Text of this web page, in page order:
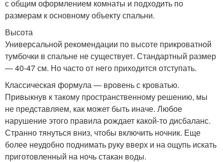
с общим оформлением комнаты и подходить по
размерам к основному объекту спальни.
Высота
Универсальной рекомендации по высоте прикроватной
тумбочки в спальне не существует. Стандартный размер
— 40-47 см. Но часто от него приходится отступать.
Классическая формула — вровень с кроватью.
Привыкнув к такому пространственному решению, мы
не представляем, как может быть иначе. Любое
нарушение этого правила рождает какой-то дисбаланс.
Странно тянуться вниз, чтобы включить ночник. Еще
более неудобно поднимать руку вверх и на ощупь искать
приготовленный на ночь стакан воды.